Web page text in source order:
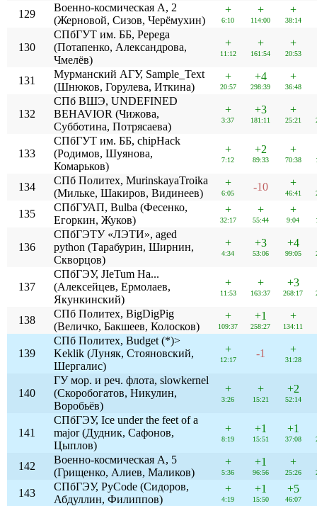
129
Военно-космическая А, 2
(Жерновой, Сизов, Черёмухин)
+
6:10
+
114:00
+
38:14
130
СПбГУТ им. ББ, Pepega
(Потапенко, Александрова,
Чмелёв)
+
11:12
+
161:54
+
20:53
131
Мурманский АГУ, Sample_Text
(Шнюков, Горулева, Иткина)
+
20:57
+4
298:39
+
36:48
132
СПб ВШЭ, UNDEFINED
BEHAVIOR (Чижова,
Субботина, Потрясаева)
+
3:37
+3
181:11
+
25:21
133
СПбГУТ им. ББ, chipHack
(Родимов, Шуянова,
Комарьков)
+
7:12
+2
89:33
+
70:38
134
СПб Политех, MurinskayaTroika
(Мильке, Шакиров, Видинеев)
+
6:05
-10 +
46:41
135
СПбГУАП, Bulba (Фесенко,
Егоркин, Жуков)
+
32:17
+
55:44
+
9:04
136
СПбГЭТУ «ЛЭТИ», aged
python (Тарабурин, Ширнин,
Скворцов)
+
4:34
+3
53:06
+4
99:05
137
СПбГЭУ, JIeTum Ha...
(Алексейцев, Ермолаев,
Якункинский)
+
11:53
+
163:37
+3
268:17
138
СПб Политех, BigDigPig
(Величко, Бакшеев, Колосков)
+
109:37
+1
258:27
+
134:11
139
СПб Политех, Budget (*)>
Keklik (Луняк, Стояновский,
Шергалис)
+
12:17
-1 +
31:28
140
ГУ мор. и реч. флота, slowkernel
(Скоробогатов, Никулин,
Воробьёв)
+
3:26
+
15:21
+2
52:14
141
СПбГЭУ, Ice under the feet of a
major (Дудник, Сафонов,
Цыплов)
+
8:19
+1
15:51
+1
37:08
142
Военно-космическая А, 5
(Грищенко, Алиев, Маликов)
+
5:36
+1
96:56
+
25:26
143
СПбГЭУ, PyCode (Сидоров,
Абдуллин, Филиппов)
+
4:19
+1
15:50
+5
46:07